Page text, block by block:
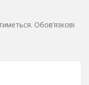
Обов’язкові